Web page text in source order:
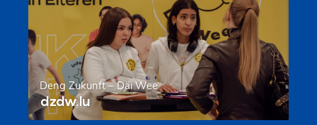
Deng Zukunft – Däi Wee
dzdw.lu